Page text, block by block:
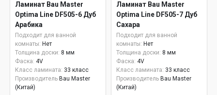
Ламинат Bau Master
Optima Line DF505-6 Дуб
Арабика
Подходит для ванной
комнаты: Нет
Толщина доски: 8 мм
Фаска: 4V
Класс ламината: 33 класс
Производитель Bau Master
(Китай)
Ламинат Bau Master
Optima Line DF505-7 Дуб
Сахара
Подходит для ванной
комнаты: Нет
Толщина доски: 8 мм
Фаска: 4V
Класс ламината: 33 класс
Производитель Bau Master
(Китай)